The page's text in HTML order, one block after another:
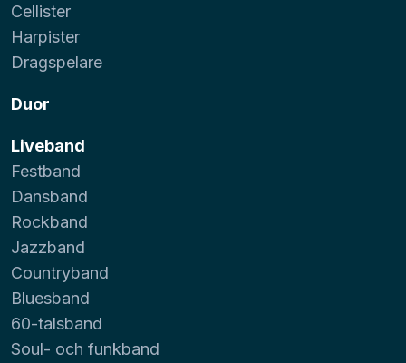
Cellister
Harpister
Dragspelare
Duor
Liveband
Festband
Dansband
Rockband
Jazzband
Countryband
Bluesband
60-talsband
Soul- och funkband